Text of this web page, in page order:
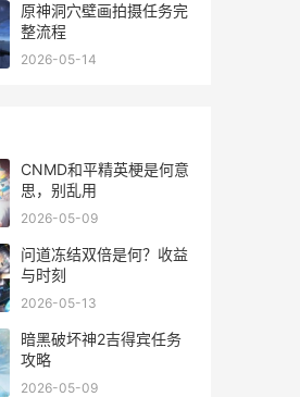
原神洞穴壁画拍摄任务完
整流程
2026-05-14
CNMD和平精英梗是何意
思，别乱用
2026-05-09
问道冻结双倍是何？收益
与时刻
2026-05-13
暗黑破坏神2吉得宾任务
攻略
2026-05-09